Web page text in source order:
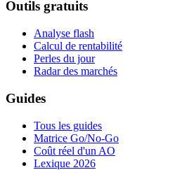
Outils gratuits
Analyse flash
Calcul de rentabilité
Perles du jour
Radar des marchés
Guides
Tous les guides
Matrice Go/No-Go
Coût réel d'un AO
Lexique 2026